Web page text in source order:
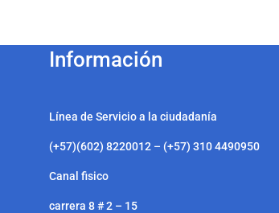
Información
Línea de Servicio a la ciudadanía
(+57)(602) 8220012 – (+57) 310 4490950
Canal fisico
carrera 8 # 2 – 15